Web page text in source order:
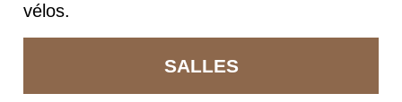
vélos.
SALLES